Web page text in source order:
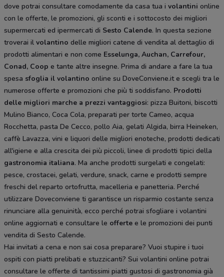
dove potrai consultare comodamente da casa tua i volantini online
con le offerte, le promozioni, gli sconti e i sottocosto dei migliori
supermercati ed ipermercati di Sesto Calende. In questa sezione
troverai il volantino delle migliori catene di vendita al dettaglio di
prodotti alimentari e non come Esselunga, Auchan, Carrefour,
Conad, Coop e tante altre insegne. Prima di andare a fare la tua
spesa sfoglia il volantino online su DoveConviene.it e scegli tra le
numerose offerte e promozioni che più ti soddisfano. Prodotti
delle migliori marche a prezzi vantaggiosi: pizza Buitoni, biscotti
Mulino Bianco, Coca Cola, preparati per torte Cameo, acqua
Rocchetta, pasta De Cecco, pollo Aia, gelati Algida, birra Heineken,
caffè Lavazza, vini e liquori delle migliori enoteche, prodotti dedicati
all'igiene e alla crescita dei più piccoli, linee di prodotti tipici della
gastronomia italiana. Ma anche prodotti surgelati e congelati:
pesce, crostacei, gelati, verdure, snack, carne e prodotti sempre
freschi del reparto ortofrutta, macelleria e panetteria. Perché
utilizzare Doveconviene ti garantisce un risparmio costante senza
rinunciare alla genuinità, ecco perché potrai sfogliare i volantini
online aggiornati e consultare le offerte e le promozioni dei punti
vendita di Sesto Calende.
Hai invitati a cena e non sai cosa preparare? Vuoi stupire i tuoi
ospiti con piatti prelibati e stuzzicanti? Sui volantini online potrai
consultare le offerte di tantissimi piatti gustosi di gastronomia già